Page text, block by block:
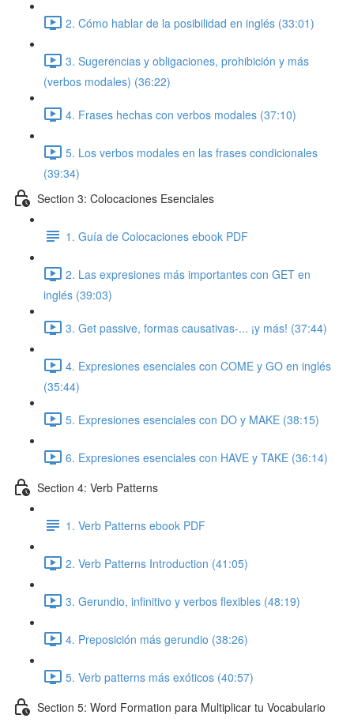
2. Cómo hablar de la posibilidad en inglés (33:01)
3. Sugerencias y obligaciones, prohibición y más
(verbos modales) (36:22)
4. Frases hechas con verbos modales (37:10)
5. Los verbos modales en las frases condicionales
(39:34)
Section 3: Colocaciones Esenciales
1. Guía de Colocaciones ebook PDF
2. Las expresiones más importantes con GET en
inglés (39:03)
3. Get passive, formas causativas-... ¡y más! (37:44)
4. Expresiones esenciales con COME y GO en inglés
(35:44)
5. Expresiones esenciales con DO y MAKE (38:15)
6. Expresiones esenciales con HAVE y TAKE (36:14)
Section 4: Verb Patterns
1. Verb Patterns ebook PDF
2. Verb Patterns Introduction (41:05)
3. Gerundio, infinitivo y verbos flexibles (48:19)
4. Preposición más gerundio (38:26)
5. Verb patterns más exóticos (40:57)
Section 5: Word Formation para Multiplicar tu Vocabulario